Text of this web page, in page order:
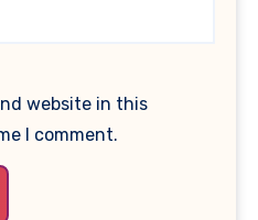
website in this
I comment.